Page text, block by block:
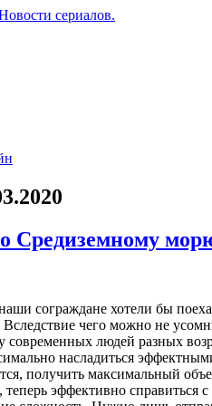
Средиземному
сограждане хотели бы
чего можно не
людей разных
насладиться
получить максимальный
эффективно